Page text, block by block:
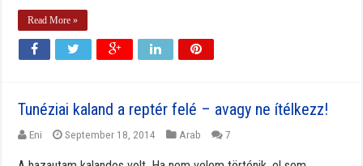
Read More »
Tunéziai kaland a reptér felé – avagy ne ítélkezz!
Eni September 18, 2014 Arab 7